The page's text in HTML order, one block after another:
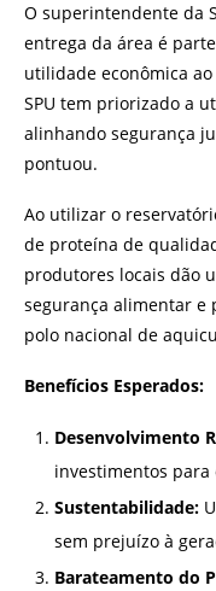
O superintendente da
entrega da área é
utilidade econômica
SPU tem priorizado a
alinhando segurança
pontuou.
Ao utilizar o
de proteína de
produtores locais dão
segurança alimentar e
polo nacional de
Benefícios Esperados:
Desenvolvimento
investimentos para
Sustentabilidade:
sem prejuízo à
Barateamento do